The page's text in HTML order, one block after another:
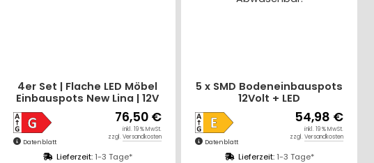
4er Set | Flache LED Möbel
Einbauspots New Lina | 12V
| 2W | LED Trafo | mit
Schnurschalter
Lieferzeit:1-3 Tage*
Datenblatt
76,50 €
inkl. 19 % MwSt.
zzgl.Versandkosten
5 x SMD Bodeneinbauspots
12Volt + LED
Transformator. Für
Laminat, Parkett, Fliesen
usw. Begehbar - IP67.
Abwaschbar.
Lieferzeit:1-3 Tage*
Datenblatt
54,98 €
inkl. 19 % MwSt.
zzgl. Versandkosten